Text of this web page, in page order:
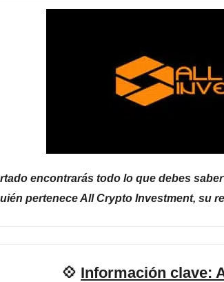
encontrarás todo lo que debes
pertenece All Crypto Investment, su
💠 Información clave: